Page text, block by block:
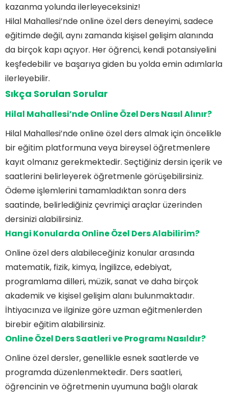
kazanma yolunda ilerleyeceksiniz!
Hilal Mahallesi’nde online özel ders deneyimi, sadece
eğitimde değil, aynı zamanda kişisel gelişim alanında
da birçok kapı açıyor. Her öğrenci, kendi potansiyelini
keşfedebilir ve başarıya giden bu yolda emin adımlarla
ilerleyebilir.
Sıkça Sorulan Sorular
Hilal Mahallesi’nde Online Özel Ders Nasıl Alınır?
Hilal Mahallesi’nde online özel ders almak için öncelikle
bir eğitim platformuna veya bireysel öğretmenlere
kayıt olmanız gerekmektedir. Seçtiğiniz dersin içerik ve
saatlerini belirleyerek öğretmenle görüşebilirsiniz.
Ödeme işlemlerini tamamladıktan sonra ders
saatinde, belirlediğiniz çevrimiçi araçlar üzerinden
dersinizi alabilirsiniz.
Hangi Konularda Online Özel Ders Alabilirim?
Online özel ders alabileceğiniz konular arasında
matematik, fizik, kimya, İngilizce, edebiyat,
programlama dilleri, müzik, sanat ve daha birçok
akademik ve kişisel gelişim alanı bulunmaktadır.
İhtiyacınıza ve ilginize göre uzman eğitmenlerden
birebir eğitim alabilirsiniz.
Online Özel Ders Saatleri ve Programı Nasıldır?
Online özel dersler, genellikle esnek saatlerde ve
programda düzenlenmektedir. Ders saatleri,
öğrencinin ve öğretmenin uyumuna bağlı olarak